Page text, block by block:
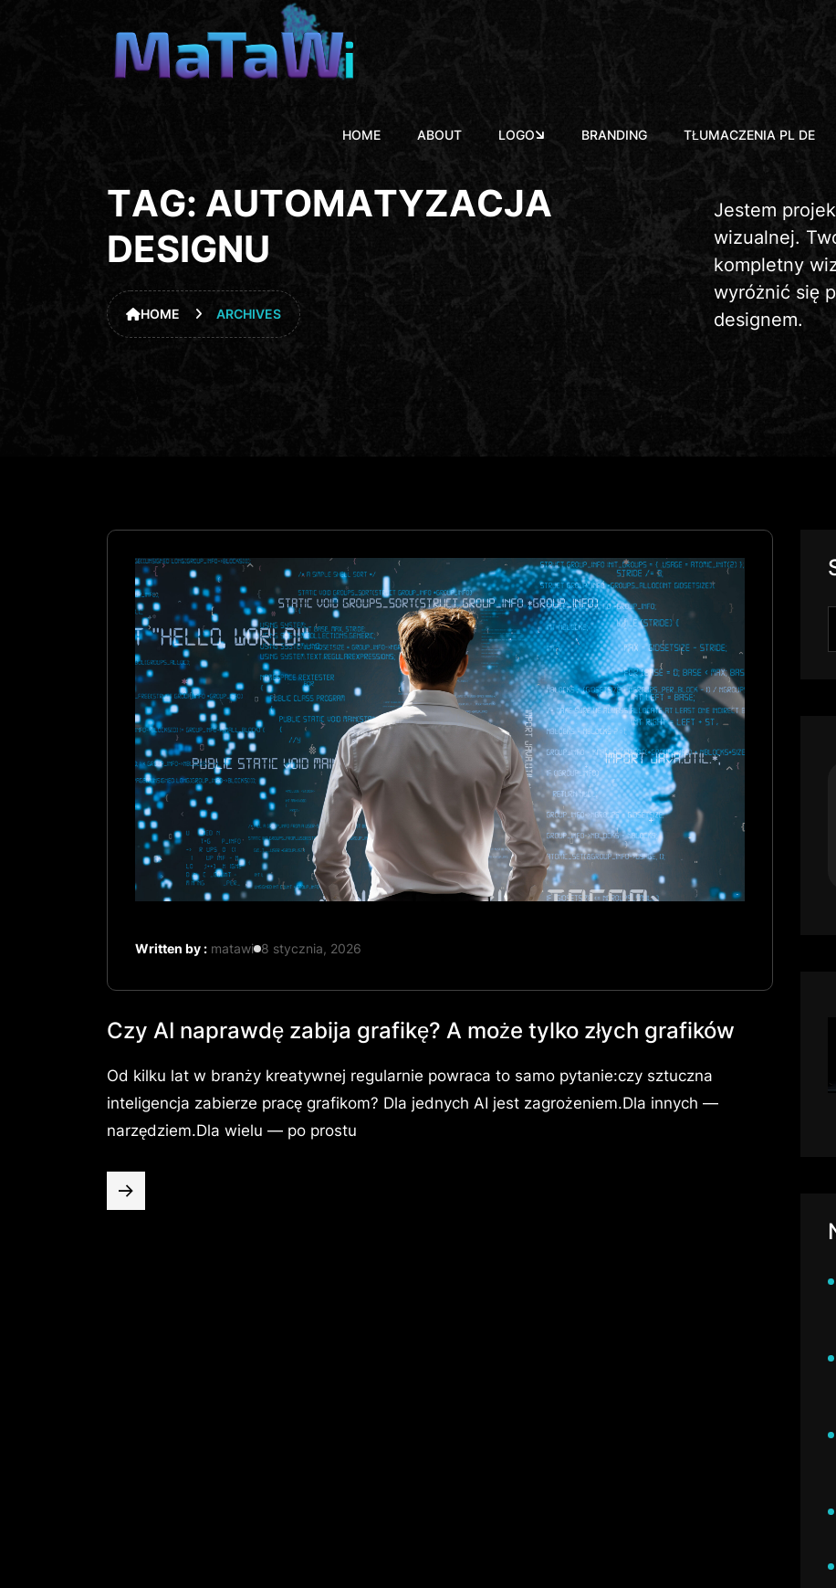
HOME ABOUT LOGO BRANDING TŁUMACZENIA PL DE
TAG: AUTOMATYZACJA
DESIGNU
HOME ARCHIVES
Jestem
wizualnej.
kompletny
wyróżnić się
designem.
Written by : matawi 8 stycznia, 2026
Czy AI naprawdę zabija grafikę? A może tylko złych grafików
Od kilku lat w branży kreatywnej regularnie powraca to samo pytanie:czy sztuczna
inteligencja zabierze pracę grafikom? Dla jednych AI jest zagrożeniem.Dla innych —
narzędziem.Dla wielu — po prostu